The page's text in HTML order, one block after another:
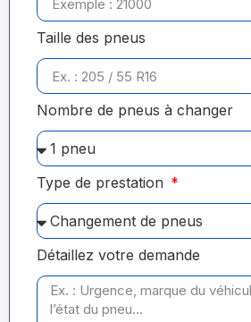
Taille des pneus
Nombre de pneus à changer
Type de prestation
Détaillez votre demande